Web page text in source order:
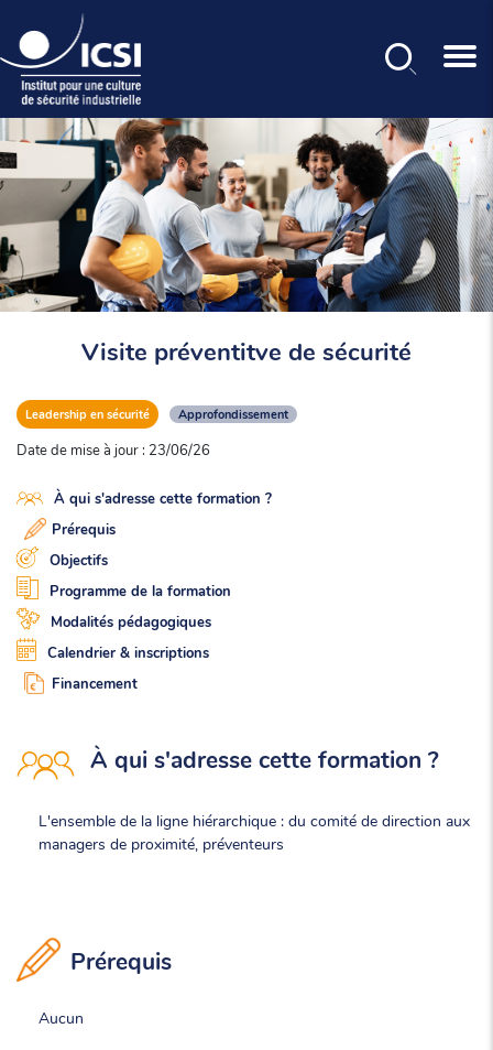
au
contenu
principal
Visite préventitve de sécurité
Leadership en sécurité Approfondissement
Date de mise à jour : 23/06/26
À qui s'adresse cette formation ?
Prérequis
Objectifs
Programme de la formation
Modalités pédagogiques
Calendrier & inscriptions
Financement
À qui s'adresse cette formation ?
L'ensemble de la ligne hiérarchique : du comité de direction aux
managers de proximité, préventeurs
Prérequis
Aucun